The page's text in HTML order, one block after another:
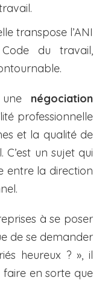
transpose l’ANI
du travail,
négociation
professionnelle
et la qualité de
un sujet qui
entre la direction
à se poser
de se demander
heureux ? », il
en sorte que